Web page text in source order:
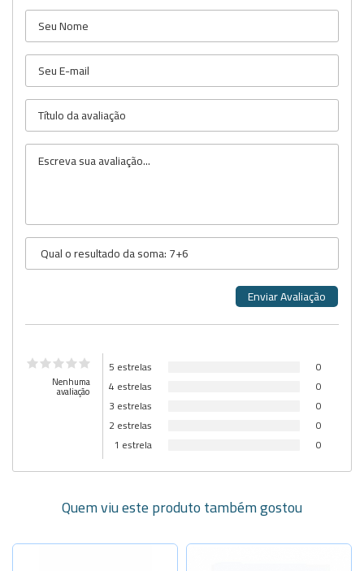
Nenhuma
avaliação
5 estrelas
0
4 estrelas
0
3 estrelas
0
2 estrelas
0
1 estrela
0
Quem viu este produto também gostou